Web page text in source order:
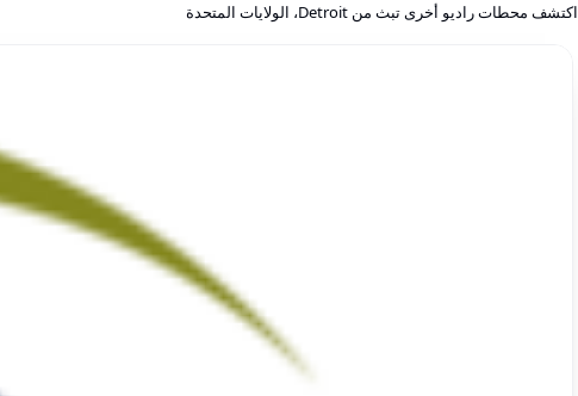
اكتشف محطات راديو أخرى تبث من Detroit، الولايات المتحدة